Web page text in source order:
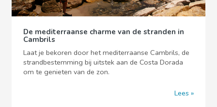
De mediterraanse charme van de stranden in
Cambrils
Laat je bekoren door het mediterraanse Cambrils, de
strandbestemming bij uitstek aan de Costa Dorada
om te genieten van de zon.
Lees